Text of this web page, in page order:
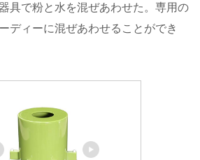
具で粉と水を混ぜあわせた。専用の
ディーに混ぜあわせることができ